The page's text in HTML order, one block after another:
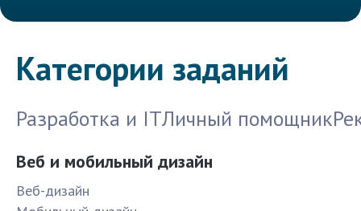
Категории заданий
Разработка и ITЛичный помощник
Веб и мобильный дизайн
Веб-дизайн